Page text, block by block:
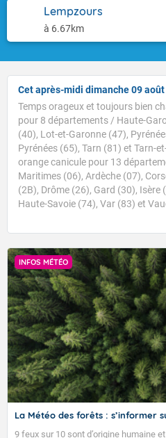
Lempzours
à 6.67km
Cet après-midi dimanche 09 août
Temps orageux et toujours bien
pour 8 départements / Haute-
(40), Lot-et-Garonne (47),
Pyrénées (65), Tarn (81) et Tarn-
orange canicule pour 13
Maritimes (06), Ardèche (07),
(2B), Drôme (26), Gard (30), Isère
Haute-Savoie (74), Var (83) et
INFOS MÉTÉO
La Météo des forêts : s’informer
9 feux sur 10 sont d’origine humaine